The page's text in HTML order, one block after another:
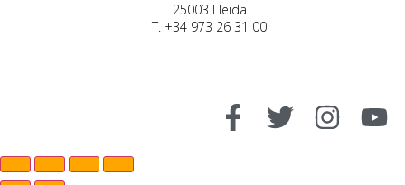
25003 Lleida
T. +34 973 26 31 00